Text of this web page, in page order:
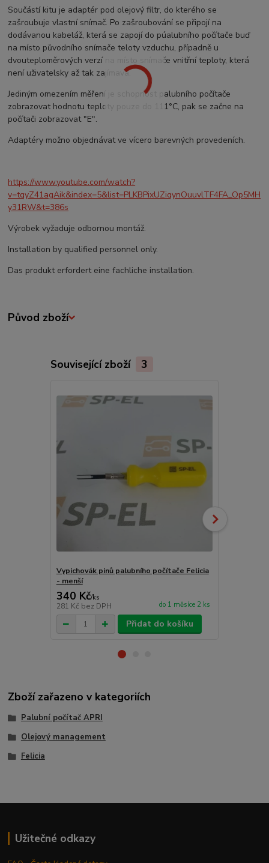
Součástí kitu je adaptér pod olejový filtr, do kterého se
zašroubuje vlastní snímač. Po zašroubování se připojí na
dodávanou kabeláž, která se zapojí do púalubního počítače buď
na místo původního snímače teloty vzduchu, případně u
dvouteploměrových verzí na místo snímače vnitřní teploty, která
není uživatelsky až tak zajímavá.
Jediným omezením měření je schopnost palubního počítače
zobrazovat hodnotu teploty pouze do 111°C, pak se začne na
počítači zobrazovat "E".
Adaptéry možno objednávat ve vícero barevných provedeních.
https://www.youtube.com/watch?
v=tqyZ41agAik&index=5&list=PLKBPixUZiqynOuuvlTF4FA_Op5MH
y31RW&t=386s
Výrobek vyžaduje odbornou montáž.
Installation by qualified personnel only.
Das produkt erfordert eine fachliche installation.
Původ zboží
Související zboží 3
Vypichovák pinů palubního počítače Felicia
- menší
340 Kč/ks
281 Kč bez DPH do 1 měsíce 2 ks
Přidat do košíku
Zboží zařazeno v kategoriích
Palubní počítač APRI
Olejový management
Felicia
Užitečné odkazy